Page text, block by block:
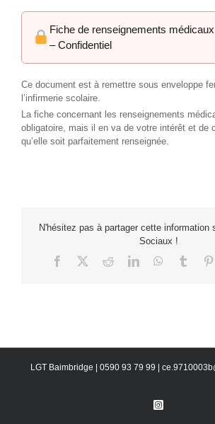
Fiche de renseignements médicaux
– Confidentiel
Ce document est à remettre sous enveloppe
l’infirmerie scolaire.
La fiche concernant les renseignements
obligatoire, mais il en va de votre intérêt et de
qu’elle soit parfaitement renseignée.
N'hésitez pas à partager cette information
Sociaux !
Facebook RedditLinkedInWhatsApp
Tumblr
LGT Baimbridge | 0590 93 79 99 |
Instagram